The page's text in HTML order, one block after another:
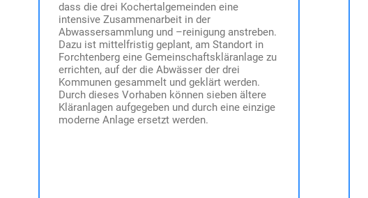
dass die drei Kochertalgemeinden eine
intensive Zusammenarbeit in der
Abwassersammlung und –reinigung anstreben.
Dazu ist mittelfristig geplant, am Standort in
Forchtenberg eine Gemeinschaftskläranlage zu
errichten, auf der die Abwässer der drei
Kommunen gesammelt und geklärt werden.
Durch dieses Vorhaben können sieben ältere
Kläranlagen aufgegeben und durch eine einzige
moderne Anlage ersetzt werden.